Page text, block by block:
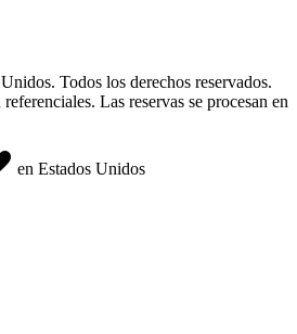
Todos los derechos reservados.
Las reservas se procesan en
en Estados Unidos